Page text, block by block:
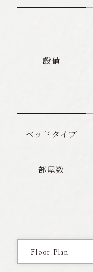
設備
ベッドタイプ
部屋数
Floor Plan